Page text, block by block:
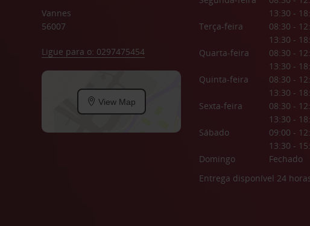
Vannes
56007
Ligue para o: 0297475454
View Map
13:30 -
Terça-feira
08:30 -
13:30 -
Quarta-feira
08:30 -
13:30 -
Quinta-feira
08:30 -
13:30 -
Sexta-feira
08:30 -
13:30 -
Sábado
09:00 -
13:30 -
Domingo
Fechado
Entrega disponível 24